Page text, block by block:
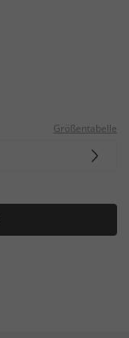
Größentabelle